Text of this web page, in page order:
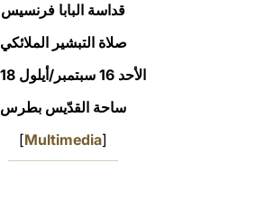
قداسة البابا فرنسيس
صلاة التبشير الملائكي
الأحد 16 سبتمبر/أيلول 2018
ساحة القدّيس بطرس
[
Multimedia
]